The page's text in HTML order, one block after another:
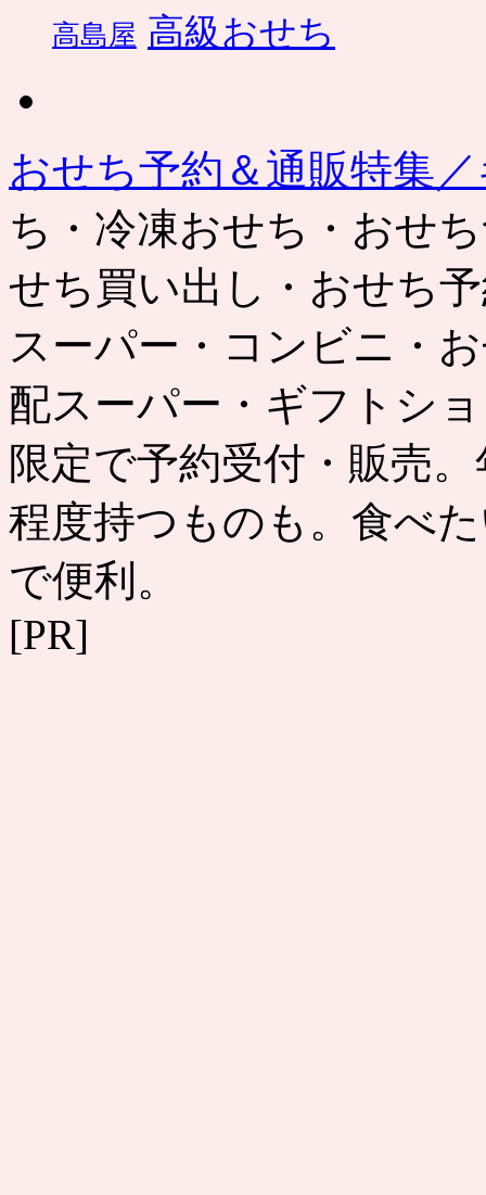
高島屋 高級おせち
おせち予約＆通販特集
ち・冷凍おせち・おせ
せち買い出し・おせち
スーパー・コンビニ・
配スーパー・ギフトシ
限定で予約受付・販売
程度持つものも。食べ
で便利。
[PR]